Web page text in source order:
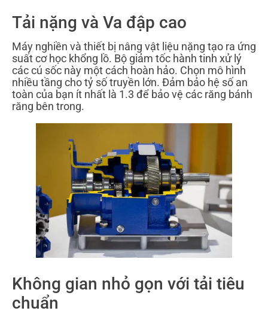
Tải nặng và Va đập cao
Máy nghiền và thiết bị nâng vật liệu nặng tạo ra ứng
suất cơ học khổng lồ. Bộ giảm tốc hành tinh xử lý
các cú sốc này một cách hoàn hảo. Chọn mô hình
nhiều tầng cho tỷ số truyền lớn. Đảm bảo hệ số an
toàn của bạn ít nhất là 1.3 để bảo vệ các răng bánh
răng bên trong.
Không gian nhỏ gọn với tải tiêu
chuẩn